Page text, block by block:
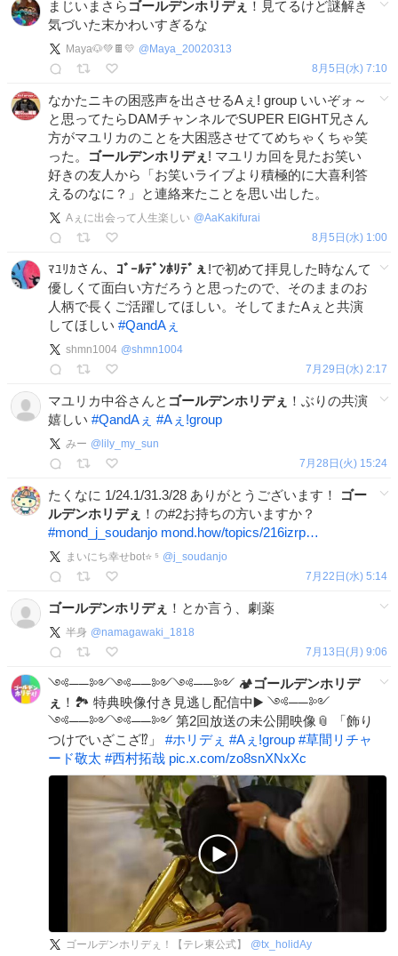
まじいまさら ゴールデンホリデぇ ！見てるけど謎解き
気づいた末かわいすぎるな
Maya🐶💚🍫💛 @ Maya_20020313
8月5日(水) 7:10
なかたニキの困惑声を出させるAぇ! group いいぞォ～
と思ってたらDAMチャンネルでSUPER EIGHT兄さん
方がマユリカのことを大困惑させててめちゃくちゃ笑
った。
ゴールデンホリデぇ ! マユリカ回を見たお笑い
好きの友人から「お笑いライブより積極的に大喜利答
えるのなに？」と連絡来たことを思い出した。
Aぇに出会って人生楽しい @AaKakifurai
8月5日(水) 1:00
ﾏﾕﾘｶさん、 ｺﾞｰﾙﾃﾞﾝﾎﾘﾃﾞぇ!で初めて拝見した時なんて
優しくて面白い方だろうと思ったので、そのままのお
人柄で長くご活躍してほしい。そしてまたAぇと共演
してほしい #QandAぇ
shmn1004 @shmn1004
7月29日(水) 2:17
マユリカ中谷さんと ゴールデンホリデぇ ！ぶりの共演
嬉しい #QandAぇ #Aぇǃgroup
みー @ lily_my_sun
7月28日(火) 15:24
たくなに 1/24.1/31.3/28 ありがとうございます！
ゴー
ルデンホリデぇ ！の#2お持ちの方いますか？
#mond_j_soudanjo mond.how/topics/216izrp…
まいにち幸せbot⭐️ ⁵ @j_soudanjo
7月22日(水) 5:14
ゴールデンホリデぇ ！とか言う、劇薬
半身 @namagawaki_1818
7月13日(月) 9:06
༺──༻༺──༻༺──༻ 🏕ゴールデンホリデ
ぇ ！🏞️ 特典映像付き見逃し配信中▶️ ༺──༻
༺──༻༺──༻ 第2回放送の未公開映像📎 「飾り
つけでいざこざ⁉︎」 #ホリデぇ #Aぇǃgroup #草間リチャ
ード敬太 #西村拓哉 pic.x.com/zo8snXNxXc
ゴールデンホリデぇ！【テレ東公式】 @tx_holidAy